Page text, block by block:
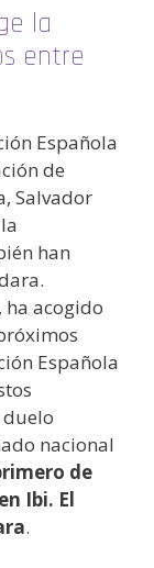
la
entre
Española
de
Salvador
han
ha acogido
Española
nacional
de
Ibi. El
.